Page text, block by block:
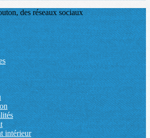
des réseaux sociaux
intérieur